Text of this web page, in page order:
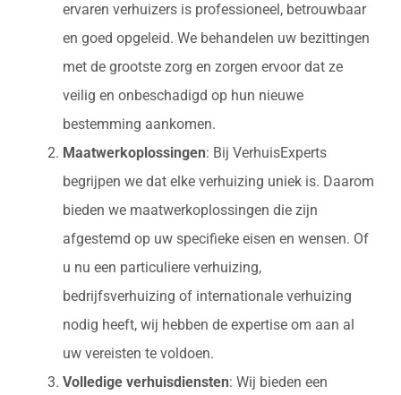
ervaren verhuizers is professioneel, betrouwbaar
en goed opgeleid. We behandelen uw bezittingen
met de grootste zorg en zorgen ervoor dat ze
veilig en onbeschadigd op hun nieuwe
bestemming aankomen.
Maatwerkoplossingen: Bij VerhuisExperts
begrijpen we dat elke verhuizing uniek is. Daarom
bieden we maatwerkoplossingen die zijn
afgestemd op uw specifieke eisen en wensen. Of
u nu een particuliere verhuizing,
bedrijfsverhuizing of internationale verhuizing
nodig heeft, wij hebben de expertise om aan al
uw vereisten te voldoen.
Volledige verhuisdiensten: Wij bieden een